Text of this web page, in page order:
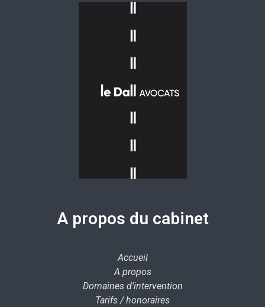
A propos du cabinet
Accueil
A propos
Domaines d'intervention
Tarifs / honoraires